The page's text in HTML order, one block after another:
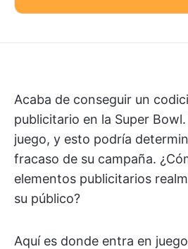
Acaba de conseguir un
publicitario en la Super
juego, y esto podría
fracaso de su campaña.
elementos publicitarios
su público?
Aquí es donde entra en